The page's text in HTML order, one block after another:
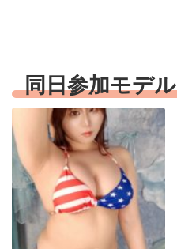
同日参加モデル